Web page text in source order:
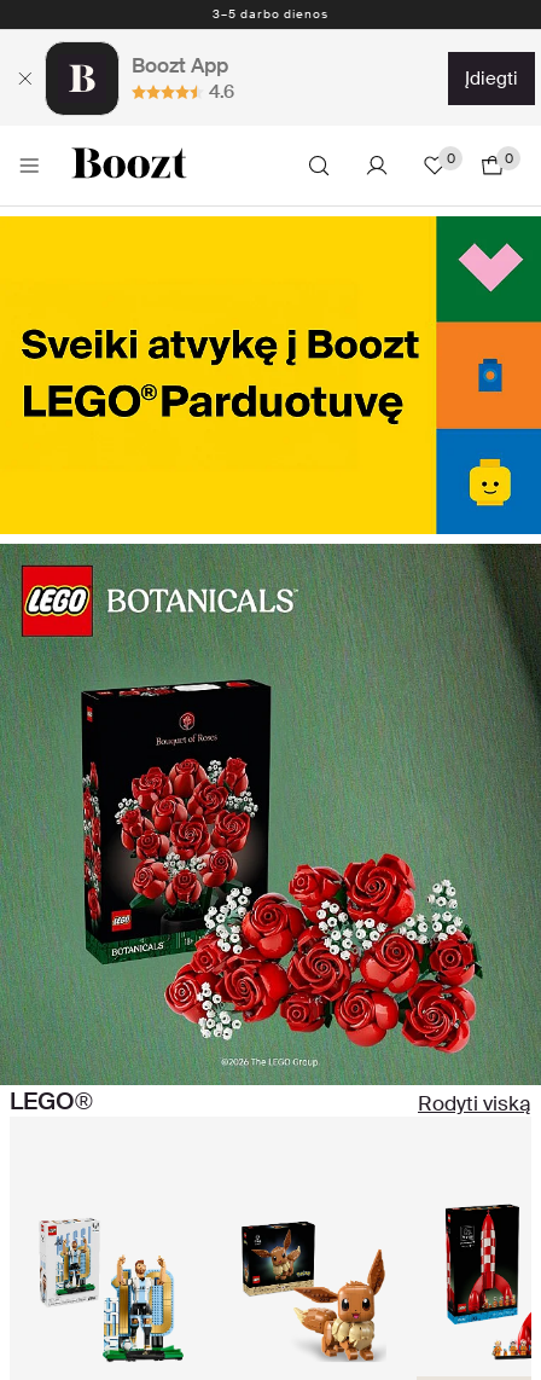
Nemokamas grąžinimas per 30 dienų
Boozt App
4.6
įdiegti
0 0
LEGO® Rodyti viską